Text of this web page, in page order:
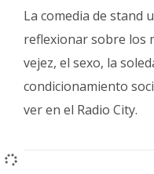
La comedia de stand
reflexionar sobre los
vejez, el sexo, la
condicionamiento
ver en el Radio City.